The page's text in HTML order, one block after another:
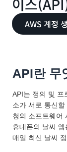
이스
AWS 계정
API란 무
API는 정의 및 프
소가 서로 통신
청의 소프트웨어
휴대폰의 날씨 앱
매일 최신 날씨